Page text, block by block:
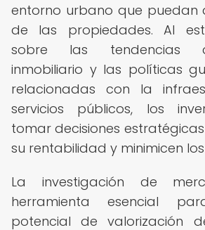
entorno urbano que puedan
de las propiedades. Al
sobre las tendencias
inmobiliario y las políticas
relacionadas con la
servicios públicos, los
tomar decisiones
su rentabilidad y minimicen
La investigación de
herramienta esencial
potencial de valorización